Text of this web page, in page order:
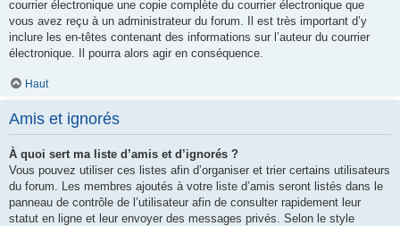
courrier électronique une copie complète du courrier électronique que
vous avez reçu à un administrateur du forum. Il est très important d’y
inclure les en-têtes contenant des informations sur l’auteur du courrier
électronique. Il pourra alors agir en conséquence.
Haut
Amis et ignorés
À quoi sert ma liste d’amis et d’ignorés ?
Vous pouvez utiliser ces listes afin d’organiser et trier certains utilisateurs
du forum. Les membres ajoutés à votre liste d’amis seront listés dans le
panneau de contrôle de l’utilisateur afin de consulter rapidement leur
statut en ligne et leur envoyer des messages privés. Selon le style